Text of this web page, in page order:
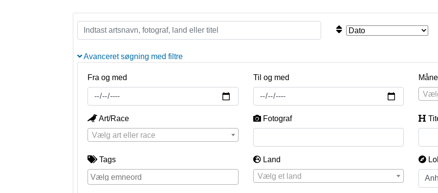
Avanceret søgning med filtre
Fra og med Til og med
Art/Race
Vælg art eller race
Fotograf
Tags
Land
Vælg et land